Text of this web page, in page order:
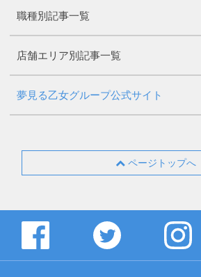
職種別記事一覧
店舗エリア別記事一覧
夢見る乙女グループ公式サイト
ページトップへ